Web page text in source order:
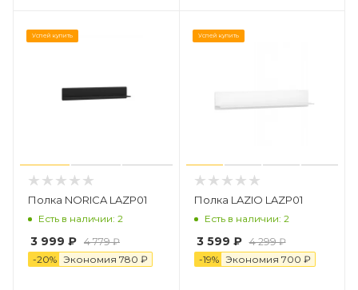
Успей купить
Полка NORICA LAZP01
Есть в наличии: 2
3 999 ₽ 4 779 ₽
-20% Экономия 780 ₽
Успей купить
Полка LAZIO LAZP01
Есть в наличии: 2
3 599 ₽ 4 299 ₽
-19% Экономия 700 ₽